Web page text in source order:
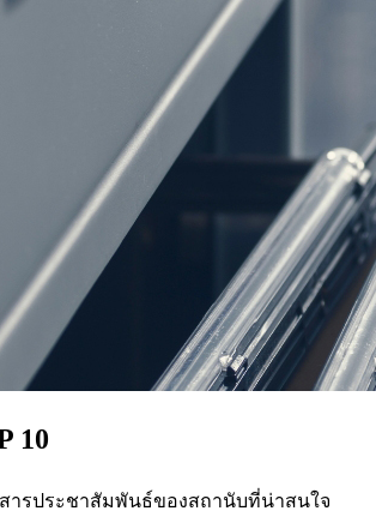
10
ารประชาสัมพันธ์ของสถานับที่น่าสนใจ